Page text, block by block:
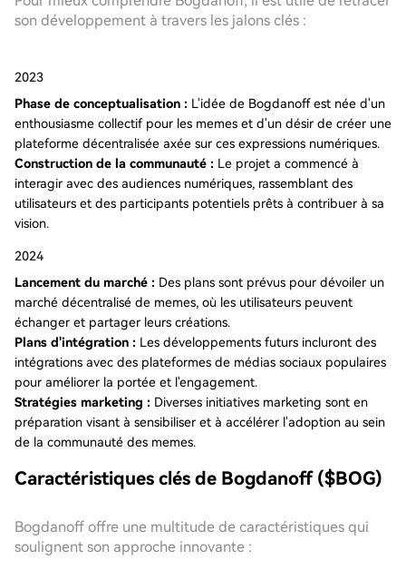
son développement à travers les jalons clés :
2023
Phase de conceptualisation : L'idée de Bogdanoff est née d'un
enthousiasme collectif pour les memes et d'un désir de créer une
plateforme décentralisée axée sur ces expressions numériques.
Construction de la communauté : Le projet a commencé à
interagir avec des audiences numériques, rassemblant des
utilisateurs et des participants potentiels prêts à contribuer à sa
vision.
2024
Lancement du marché : Des plans sont prévus pour dévoiler un
marché décentralisé de memes, où les utilisateurs peuvent
échanger et partager leurs créations.
Plans d'intégration : Les développements futurs incluront des
intégrations avec des plateformes de médias sociaux populaires
pour améliorer la portée et l'engagement.
Stratégies marketing : Diverses initiatives marketing sont en
préparation visant à sensibiliser et à accélérer l'adoption au sein
de la communauté des memes.
Caractéristiques clés de Bogdanoff ($BOG)
Bogdanoff offre une multitude de caractéristiques qui
soulignent son approche innovante :